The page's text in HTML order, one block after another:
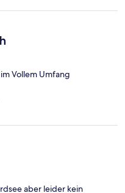
Vollem Umfang
aber leider kein